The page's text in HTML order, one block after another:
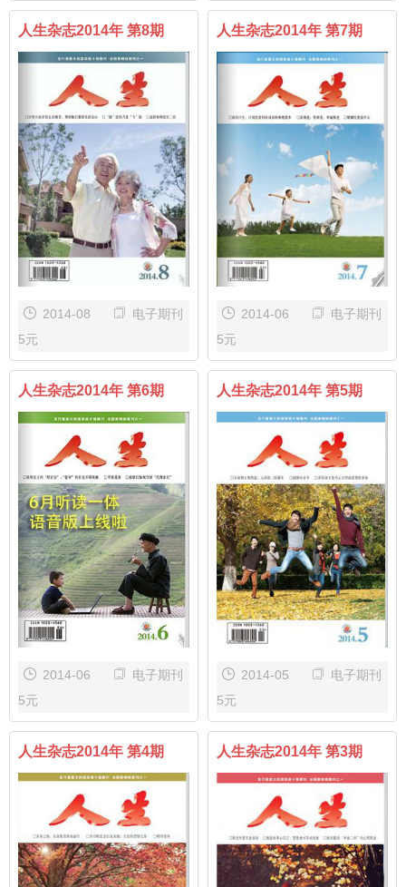
人生杂志2014年 第8期
2014-08
电子期刊
5元
人生杂志2014年 第7期
2014-06
电子期刊
5元
人生杂志2014年 第6期
2014-06
电子期刊
5元
人生杂志2014年 第5期
2014-05
电子期刊
5元
人生杂志2014年 第4期 人生杂志2014年 第3期